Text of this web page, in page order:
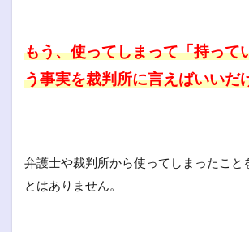
もう、使ってしまって「持って
う事実を裁判所に言えばいいだ
弁護士や裁判所から使ってしまったこと
とはありません。